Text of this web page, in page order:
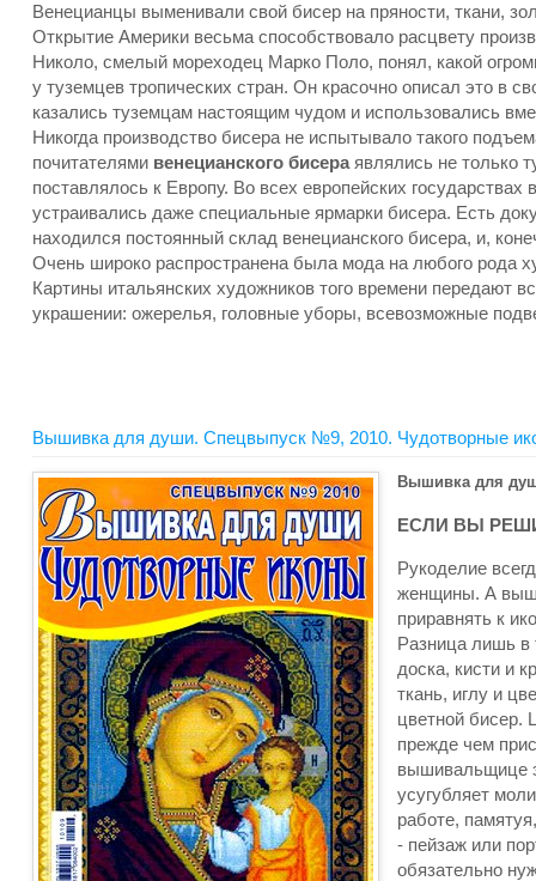
Венецианцы выменивали свой бисер на пряности, ткани,
Открытие Америки весьма способствовало расцвету
Николо, смелый мореходец Марко Поло, понял, какой
у туземцев тропических стран. Он красочно описал это в
казались туземцам настоящим чудом и использовались
Никогда производство бисера не испытывало такого
почитателями венецианского бисераявлялись не только
поставлялось к Европу. Во всех европейских
устраивались даже специальные ярмарки бисера. Есть
находился постоянный склад венецианского бисера, и,
Очень широко распространена была мода на любого рода
Картины итальянских художников того времени передают
украшении: ожерелья, головные уборы, всевозможные
Вышивка для души. Спецвыпуск №9, 2010. Чудотворные
Вышивка для
ЕСЛИ ВЫ
Рукоделие
женщины. А
приравнять к
Разница лишь в
доска, кисти и
ткань, иглу и
цветной бисер.
прежде чем
вышивальщице
усугубляет
работе,
- пейзаж или
обязательно